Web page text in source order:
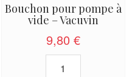
Bouchon pour pompe à
vide – Vacuvin
9,80 €